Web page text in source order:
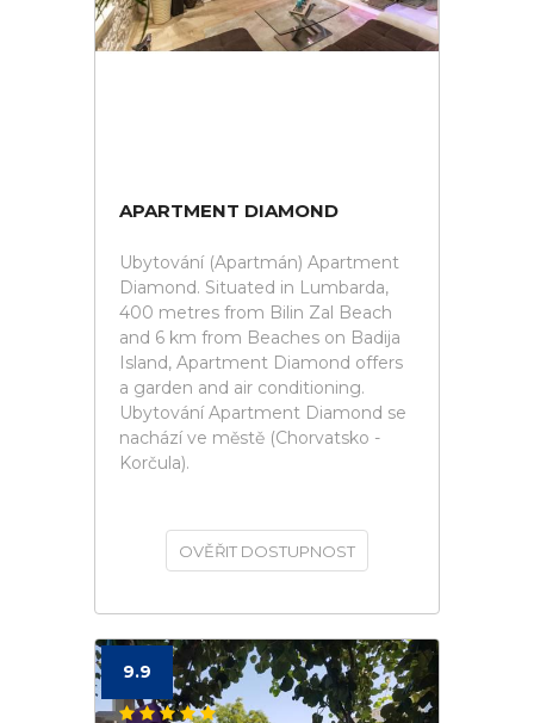
APARTMENT DIAMOND
Ubytování (Apartmán) Apartment
Diamond. Situated in Lumbarda,
400 metres from Bilin Zal Beach
and 6 km from Beaches on Badija
Island, Apartment Diamond offers
a garden and air conditioning.
Ubytování Apartment Diamond se
nachází ve městě (Chorvatsko -
Korčula).
OVĚŘIT DOSTUPNOST
9.9